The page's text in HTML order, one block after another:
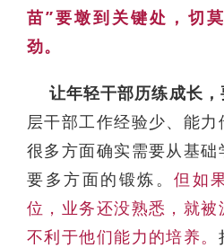
苗”要墩到关键处，切
劲。
让年轻干部历练成长，
层干部工作经验少、能
很多方面确实需要从基
要多方面的锻炼。 但如
位，业务还没熟悉，就
不利于他们能力的培养。